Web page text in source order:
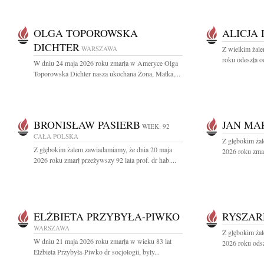
OLGA TOPOROWSKA
DICHTER WARSZAWA
W dniu 24 maja 2026 roku zmarła w Ameryce Olga
Toporowska Dichter nasza ukochana Żona, Matka,...
ALICJA
Z wielkim
roku odeszła
BRONISŁAW PASIERB WIEK: 92
CAŁA POLSKA
Z głębokim żalem zawiadamiamy, że dnia 20 maja
2026 roku zmarł przeżywszy 92 lata prof. dr hab....
JAN
Z głębokim
2026 roku
ELŻBIETA PRZYBYŁA-PIWKO
WARSZAWA
W dniu 21 maja 2026 roku zmarła w wieku 83 lat
Elżbieta Przybyła-Piwko dr socjologii, były...
Z głębokim
2026 roku